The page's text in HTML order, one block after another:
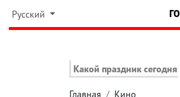
Русский
Какой праздник сегодня
Главная Кино